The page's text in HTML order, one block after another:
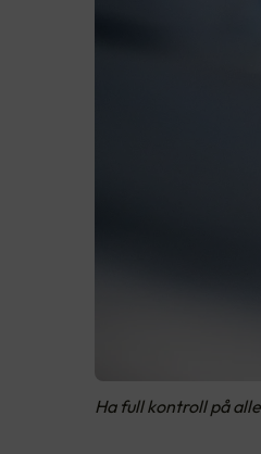
Ha full kontroll på